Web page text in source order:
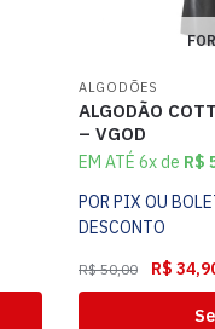
ALGODÕES
ALGODÃO
– VGOD
EM ATÉ 6x de R$
POR PIX OU
DESCONTO
R$50,00 R$